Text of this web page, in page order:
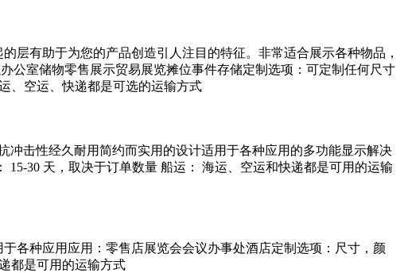
层有助于为您的产品创造引人注目的特征。非常适合展示各种物品，
公室储物零售展示贸易展览摊位事件存储定制选项：可定制任何尺寸
、空运、快递都是可选的运输方式
冲击性经久耐用简约而实用的设计适用于各种应用的多功能显示解决
30 天，取决于订单数量 船运： 海运、空运和快递都是可用的运输
各种应用应用：零售店展览会会议办事处酒店定制选项：尺寸，颜
都是可用的运输方式